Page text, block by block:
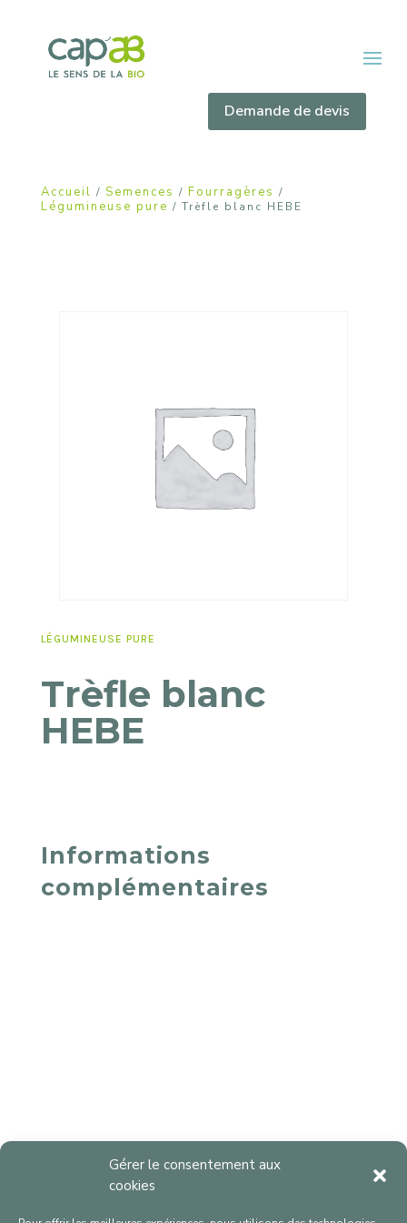
Gérer le consentement aux
cookies
Demande de devis
Accueil / Semences / Fourragères /
Légumineuse pure / Trèfle blanc HEBE
LÉGUMINEUSE PURE
Trèfle blanc
HEBE
Informations
complémentaires